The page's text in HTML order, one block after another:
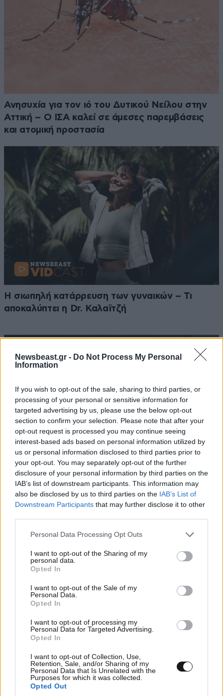
Newsbeast.gr - Do Not Process My Personal
Information
If you wish to opt-out of the sale, sharing to third parties, or
processing of your personal or sensitive information for
targeted advertising by us, please use the below opt-out
section to confirm your selection. Please note that after your
opt-out request is processed you may continue seeing
interest-based ads based on personal information utilized by
us or personal information disclosed to third parties prior to
your opt-out. You may separately opt-out of the further
disclosure of your personal information by third parties on the
IAB’s list of downstream participants. This information may
also be disclosed by us to third parties on the IAB’s List of
Downstream Participants that may further disclose it to other
Please note that this website/app uses one or more Google
not limited to your visit or usage behaviour. You may click to
grant or deny consent to Google and its third-party tags to
use your data for below specified purposes in below Google
consent section.
Personal Data Processing Opt Outs
I want to opt-out of the Sharing of my
personal data.
Opted In
I want to opt-out of the Sale of my
Personal Data.
Opted In
I want to opt-out of processing my
Personal Data for Targeted Advertising.
Opted In
I want to opt-out of Collection, Use,
Retention, Sale, and/or Sharing of my
Personal Data that Is Unrelated with the
Purposes for which it was collected.
Opted Out
Ανησυχία για τον ιό του Δυτικού Νείλου στην
Αττική – Ο ΙΣΑ καλεί σε άμεσες παρεμβάσεις
και ατομική προστασία
Η σιωπηλή κατάρρευση των γυναικών – Τι
αποκαλύπτει η Dr. Καλαϊτζή
Η γυμναστική του Spider-Man: Δεν χρειάζεστε
υπερδυνάμεις… Μόνο 20 λεπτά και 3 ασκήσεις
που δυναμώνουν όλο το σώμα
5 ροφήματα που μπορείτε να πίνετε πριν τον
ύπνο για καλύτερα επίπεδα σακχάρου στο αίμα